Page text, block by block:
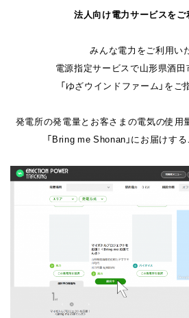
法人向け電力サービスをご
みんな電力をご利用い
電源指定サービスで山形県酒
「ゆざウインドファーム」をご
発電所の発電量とお客さまの電気の使
「Bring me Shonan」にお届けす